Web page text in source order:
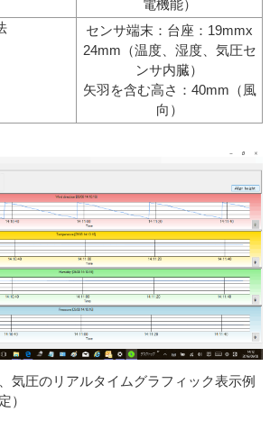
電機能）
センサ端末：台座：19mmx
24mm（温度、湿度、気圧セ
ンサ内臓）
矢羽を含む高さ：40mm（風
向）
気圧のリアルタイムグラフィック表示例
）